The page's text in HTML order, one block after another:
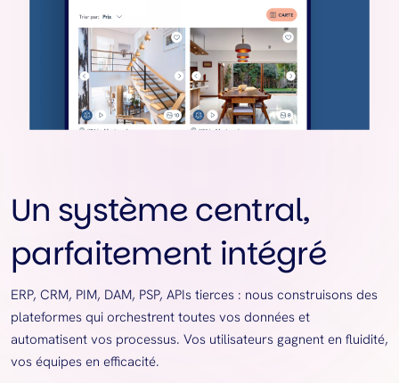
Un système central,
parfaitement intégré
ERP, CRM, PIM, DAM, PSP, APIs tierces : nous construisons des
plateformes qui orchestrent toutes vos données et
automatisent vos processus. Vos utilisateurs gagnent en fluidité,
vos équipes en efficacité.